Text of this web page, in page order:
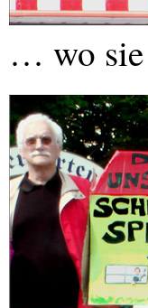
… wo sie